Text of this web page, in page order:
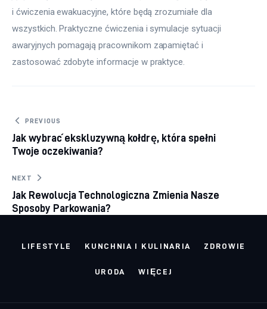
i ćwiczenia ewakuacyjne, które będą zrozumiałe dla
wszystkich. Praktyczne ćwiczenia i symulacje sytuacji
awaryjnych pomagają pracownikom zapamiętać i
zastosować zdobyte informacje w praktyce.
Nawigacja wpisu
PREVIOUS
Jak wybrać ekskluzywną kołdrę, która spełni
Twoje oczekiwania?
NEXT
Jak Rewolucja Technologiczna Zmienia Nasze
Sposoby Parkowania?
LIFESTYLE KUNCHNIA I KULINARIA ZDROWIE
URODA WIĘCEJ